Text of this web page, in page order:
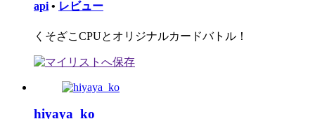
api • レビュー
くそざこCPUとオリジナルカードバトル！
hiyaya_ko